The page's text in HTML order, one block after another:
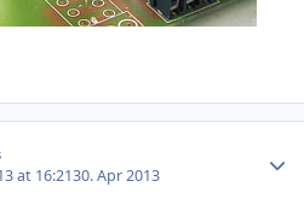
at 16:2130. Apr 2013